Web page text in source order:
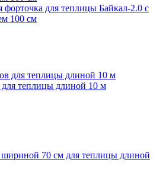
форточка для теплицы Байкал-2.0 с
100 см
для теплицы длиной 10 м